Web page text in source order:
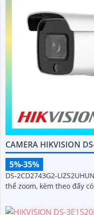
CAMERA HIKVISION
5%-35%
DS-2CD2743G2-
thể zoom, kèm theo đấy